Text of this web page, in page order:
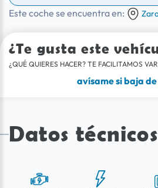
Este coche se encuentra en:
¿Te gusta este
¿QUÉ QUIERES HACER? TE FACILITAMOS
avísame si baja
Datos técnicos